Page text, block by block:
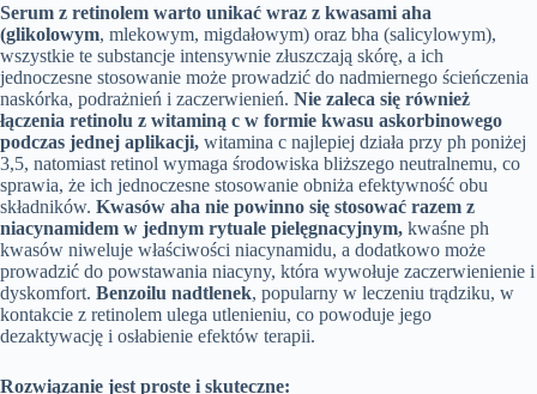
Serum z retinolem warto unikać wraz z kwasami aha
(glikolowym, mlekowym, migdałowym) oraz bha (salicylowym),
wszystkie te substancje intensywnie złuszczają skórę, a ich
jednoczesne stosowanie może prowadzić do nadmiernego ścieńczenia
naskórka, podrażnień i zaczerwienień. Nie zaleca się również
łączenia retinolu z witaminą c w formie kwasu askorbinowego
podczas jednej aplikacji, witamina c najlepiej działa przy ph poniżej
3,5, natomiast retinol wymaga środowiska bliższego neutralnemu, co
sprawia, że ich jednoczesne stosowanie obniża efektywność obu
składników. Kwasów aha nie powinno się stosować razem z
niacynamidem w jednym rytuale pielęgnacyjnym, kwaśne ph
kwasów niweluje właściwości niacynamidu, a dodatkowo może
prowadzić do powstawania niacyny, która wywołuje zaczerwienienie i
dyskomfort. Benzoilu nadtlenek, popularny w leczeniu trądziku, w
kontakcie z retinolem ulega utlenieniu, co powoduje jego
dezaktywację i osłabienie efektów terapii.
Rozwiązanie jest proste i skuteczne: